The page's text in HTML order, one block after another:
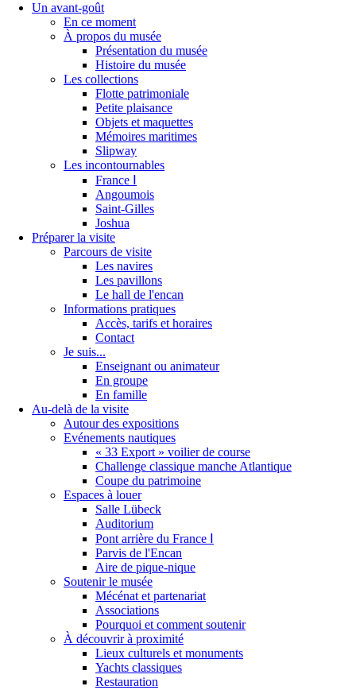
Un avant-goût
En ce moment
À propos du musée
Présentation du musée
Histoire du musée
Les collections
Flotte patrimoniale
Petite plaisance
Objets et maquettes
Mémoires maritimes
Slipway
Les incontournables
France Ⅰ
Angoumois
Saint-Gilles
Joshua
Préparer la visite
Parcours de visite
Les navires
Les pavillons
Le hall de l'encan
Informations pratiques
Accès, tarifs et horaires
Contact
Je suis...
Enseignant ou animateur
En groupe
En famille
Au-delà de la visite
Autour des expositions
Evénements nautiques
« 33 Export » voilier de course
Challenge classique manche Atlantique
Coupe du patrimoine
Espaces à louer
Salle Lübeck
Auditorium
Pont arrière du France Ⅰ
Parvis de l'Encan
Aire de pique-nique
Soutenir le musée
Mécénat et partenariat
Associations
Pourquoi et comment soutenir
À découvrir à proximité
Lieux culturels et monuments
Yachts classiques
Restauration